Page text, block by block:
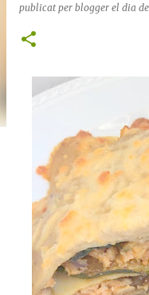
publicat per blogger el dia